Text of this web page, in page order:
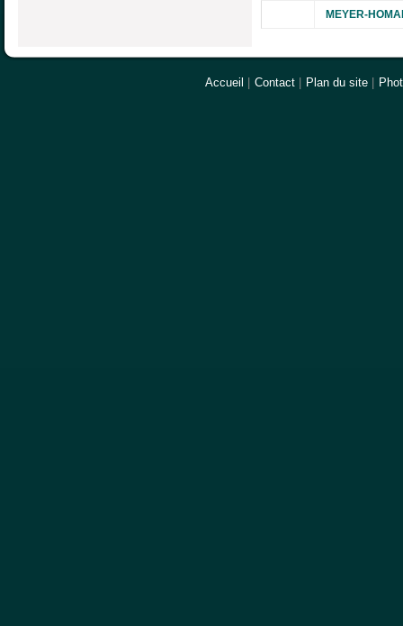
MEYER-
Accueil Contact Plan du site